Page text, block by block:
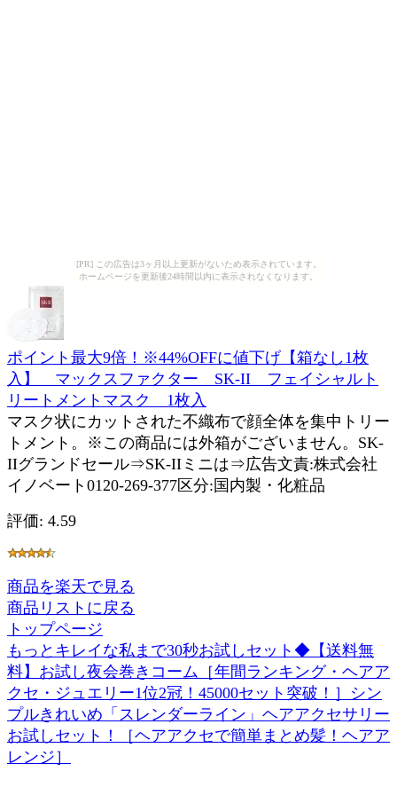
[PR] この広告は3ヶ月以上更新がないため表示されています。
ホームページを更新後24時間以内に表示されなくなります。
ポイント最大9倍！※44%OFFに値下げ【箱なし1枚
入】 マックスファクター SK-II フェイシャルト
リートメントマスク 1枚入
マスク状にカットされた不織布で顔全体を集中トリー
トメント。※この商品には外箱がございません。SK-
IIグランドセール⇒SK-IIミニは⇒広告文責:株式会社
イノベート0120-269-377区分:国内製・化粧品
評価: 4.59
商品を楽天で見る
商品リストに戻る
トップページ
もっとキレイな私まで30秒お試しセット◆【送料無
料】お試し夜会巻きコーム［年間ランキング・ヘアア
クセ・ジュエリー1位2冠！45000セット突破！］シン
プルきれいめ「スレンダーライン」ヘアアクセサリー
お試しセット！［ヘアアクセで簡単まとめ髪！ヘアア
レンジ］